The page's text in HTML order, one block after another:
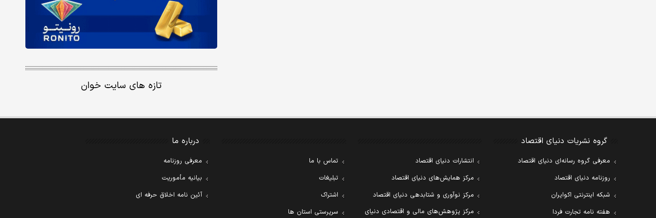
تازه های سایت خوان
گروه نشریات دنیای اقتصاد
معرفی گروه رسانه‌ای دنیای اقتصاد
روزنامه دنیای اقتصاد
شبکه اینترنتی اکوایران
هفته نامه تجارت فردا
انتشارات دنیای اقتصاد
مرکز همایش‌های دنیای اقتصاد
مرکز نوآوری و شتابدهی دنیای اقتصاد
مرکز پژوهش‌های مالی و اقتصادی دنیای
تماس با ما
تبلیغات
اشتراک
سرپرستی استان ها
درباره ما
معرفی روزنامه
بیانیه مأموریت
آئین نامه اخلاق حرفه ای